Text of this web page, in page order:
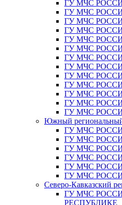
ГУ МЧС
ГУ МЧС
ГУ МЧС
ГУ МЧС
ГУ МЧС
ГУ МЧС
ГУ МЧС
ГУ МЧС
ГУ МЧС
ГУ МЧС
ГУ МЧС
ГУ МЧС
ГУ МЧС
Южный
ГУ МЧС
ГУ МЧС
ГУ МЧС
ГУ МЧС
ГУ МЧС
ГУ МЧС
Северо-Кавказский
ГУ МЧС
РЕСПУБЛИКЕ